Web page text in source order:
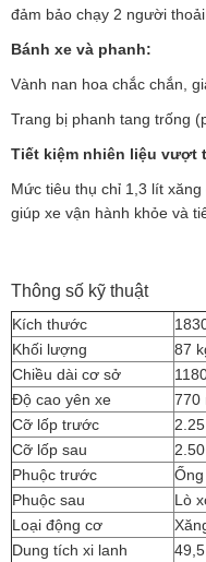
đảm bảo chạy 2 người thoải
Bánh xe và phanh:
Vành nan hoa chắc chắn,
Trang bị phanh tang trống
Tiết kiệm nhiên liệu vượt
Mức tiêu thụ chỉ 1,3 lít
giúp xe vận hành khỏe và
Thông số kỹ thuật
Kích thước
Khối lượng
87
Chiều dài cơ sở
Độ cao yên xe
770
Cỡ lốp trước
Cỡ lốp sau
Phuộc trước
Phuộc sau
Lò
Loại động cơ
Dung tích xi lanh